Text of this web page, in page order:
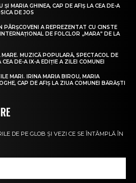
MARIA GHINEA, CAP DE AFIȘ LA CEA DE-A
DE JOS
PÂRȘCOVENI A REPREZENTAT CU CINSTE
DE FOLCLOR „MARA” DE LA
MUZICĂ POPULARĂ, SPECTACOL DE
DE-A IX-A EDIȚIE A ZILEI COMUNEI
MARI. IRINA MARIA BIROU, MARIA
CAP DE AFIȘ LA ZIUA COMUNEI BĂRĂȘTI
DE PE GLOB ȘI VEZI CE SE ÎNTÂMPLĂ ÎN